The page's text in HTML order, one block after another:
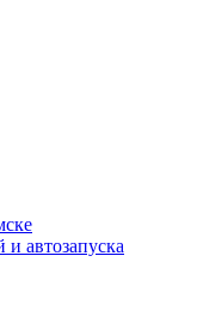
и автозапуска